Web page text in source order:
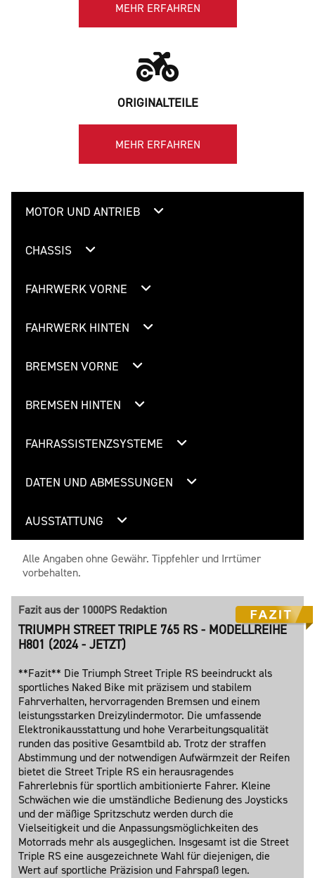
MEHR ERFAHREN
ORIGINALTEILE
MEHR ERFAHREN
MOTOR UND ANTRIEB
CHASSIS
FAHRWERK VORNE
FAHRWERK HINTEN
BREMSEN VORNE
BREMSEN HINTEN
FAHRASSISTENZSYSTEME
DATEN UND ABMESSUNGEN
AUSSTATTUNG
Alle Angaben ohne Gewähr. Tippfehler und Irrtümer
vorbehalten.
Fazit aus der 1000PS Redaktion
TRIUMPH STREET TRIPLE 765 RS - MODELLREIHE
H801 (2024 - JETZT)
**Fazit** Die Triumph Street Triple RS beeindruckt als
sportliches Naked Bike mit präzisem und stabilem
Fahrverhalten, hervorragenden Bremsen und einem
leistungsstarken Dreizylindermotor. Die umfassende
Elektronikausstattung und hohe Verarbeitungsqualität
runden das positive Gesamtbild ab. Trotz der straffen
Abstimmung und der notwendigen Aufwärmzeit der Reifen
bietet die Street Triple RS ein herausragendes
Fahrerlebnis für sportlich ambitionierte Fahrer. Kleine
Schwächen wie die umständliche Bedienung des Joysticks
und der mäßige Spritzschutz werden durch die
Vielseitigkeit und die Anpassungsmöglichkeiten des
Motorrads mehr als ausgeglichen. Insgesamt ist die Street
Triple RS eine ausgezeichnete Wahl für diejenigen, die
Wert auf sportliche Präzision und Fahrspaß legen.